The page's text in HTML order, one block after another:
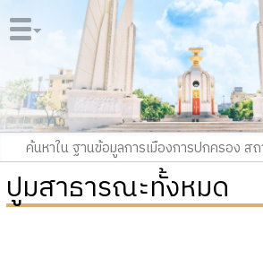
ปูมสาธารณะทั้งหมด